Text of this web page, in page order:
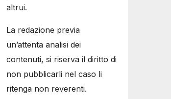
altrui.
La redazione previa
un’attenta analisi dei
contenuti, si riserva il diritto di
non pubblicarli nel caso li
ritenga non reverenti.